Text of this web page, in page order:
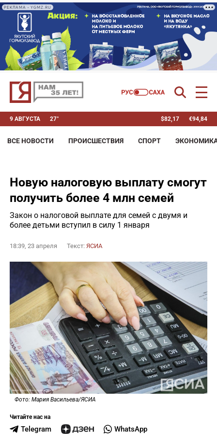
РЕКЛАМА • YGMZ.RU
9 АВГУСТА 27° $82,17 €94,84
ВСЕ НОВОСТИ ПРОИСШЕСТВИЯ СПОРТ
Новую налоговую выплату смогут
получить более 4 млн семей
Закон о налоговой выплате для семей с двумя и
более детьми вступил в силу 1 января
18:39, 23 апреля Текст: ЯСИА
Фото: Мария Васильева/ЯСИА
Читайте нас на
Telegram WhatsApp